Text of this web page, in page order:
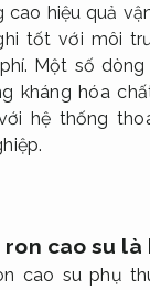
cao hiệu quả
tốt với môi
Một số
kháng hóa
hệ thống
cao su là
cao su phụ